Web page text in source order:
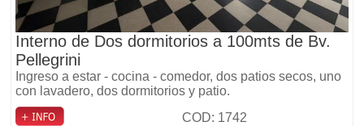
Interno de Dos dormitorios a 100mts de Bv.
Pellegrini
Ingreso a estar - cocina - comedor, dos patios secos, uno
con lavadero, dos dormitorios y patio.
COD: 1742